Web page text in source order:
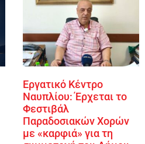
Εργατικό Κέντρο
Ναυπλίου: Έρχεται το
Φεστιβάλ
Παραδοσιακών Χορών
με «καρφιά» για τη